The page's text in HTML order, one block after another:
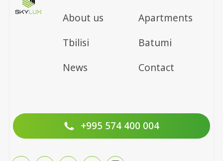
About us
Apartments
Tbilisi
Batumi
News
Contact
+995 574 400 004